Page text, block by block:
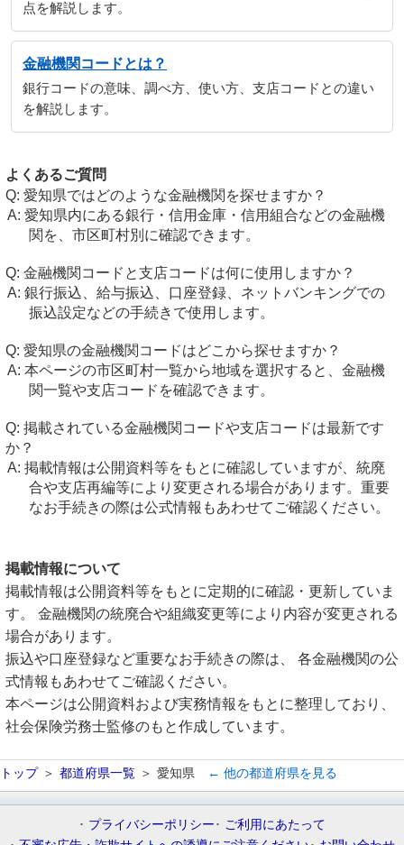
点を解説します。
金融機関コードとは？
銀行コードの意味、調べ方、使い方、支店コードとの違い
を解説します。
よくあるご質問
愛知県ではどのような金融機関を探せますか？
愛知県内にある銀行・信用金庫・信用組合などの金融機
関を、市区町村別に確認できます。
金融機関コードと支店コードは何に使用しますか？
銀行振込、給与振込、口座登録、ネットバンキングでの
振込設定などの手続きで使用します。
愛知県の金融機関コードはどこから探せますか？
本ページの市区町村一覧から地域を選択すると、金融機
関一覧や支店コードを確認できます。
掲載されている金融機関コードや支店コードは最新です
か？
掲載情報は公開資料等をもとに確認していますが、統廃
合や支店再編等により変更される場合があります。重要
なお手続きの際は公式情報もあわせてご確認ください。
掲載情報について
掲載情報は公開資料等をもとに定期的に確認・更新していま
す。 金融機関の統廃合や組織変更等により内容が変更される
場合があります。
振込や口座登録など重要なお手続きの際は、 各金融機関の公
式情報もあわせてご確認ください。
本ページは公開資料および実務情報をもとに整理しており、
社会保険労務士監修のもと作成しています。
トップ 都道府県一覧 愛知県 ← 他の都道府県を見る
プライバシーポリシー
ご利用にあたって